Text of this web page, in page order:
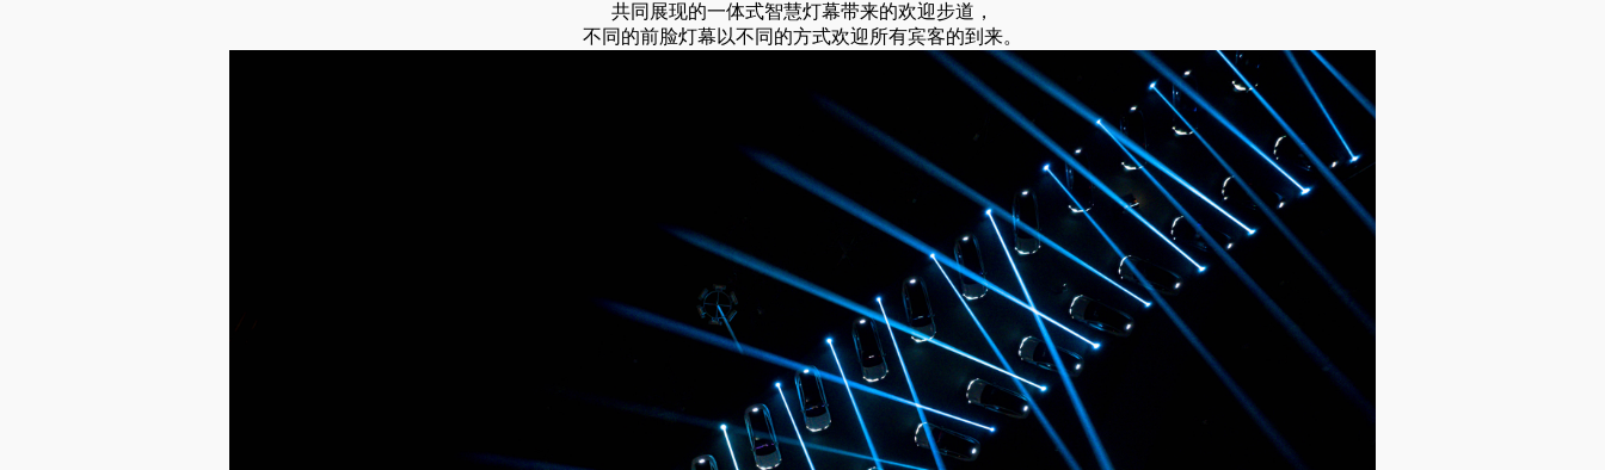
共同展现的一体式智慧灯幕带来的欢迎步道，
不同的前脸灯幕以不同的方式欢迎所有宾客的到来。